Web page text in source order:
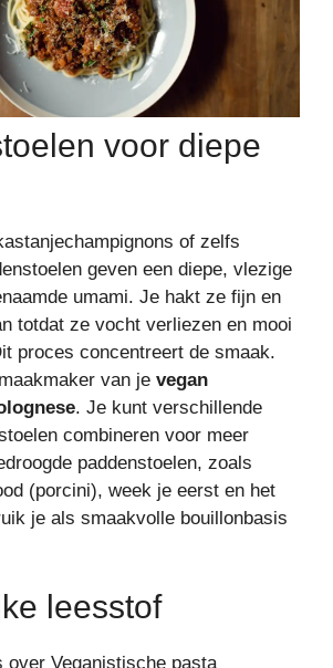
voor diepe
of zelfs
geven een diepe, vlezige
umami. Je hakt ze fijn en
totdat ze vocht verliezen en mooi
proces concentreert de smaak.
van je vegan
. Je kunt verschillende
combineren voor meer
paddenstoelen, zoals
(porcini), week je eerst en het
je als smaakvolle bouillonbasis
leesstof
over Veganistische pasta